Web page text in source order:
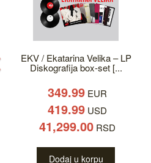
EKV / Ekatarina Velika – LP
Diskografija box-set [...
349.99 EUR
419.99 USD
41,299.00 RSD
Dodaj u korpu
Previous